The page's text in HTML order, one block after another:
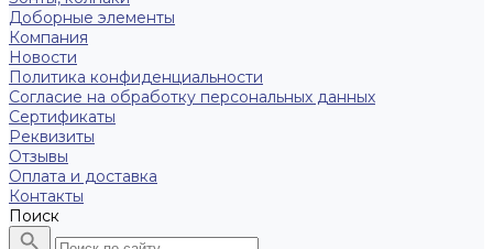
Доборные элементы
Компания
Новости
Политика конфиденциальности
Согласие на обработку персональных данных
Сертификаты
Реквизиты
Отзывы
Оплата и доставка
Контакты
Поиск